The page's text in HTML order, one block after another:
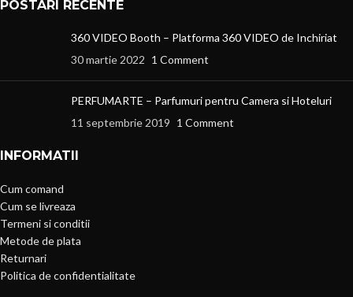
POSTARI RECENTE
360 VIDEO Booth – Platforma 360 VIDEO de Inchiriat
30 martie 2022 1 Comment
PERFUMARTE – Parfumuri pentru Camera si Hoteluri
11 septembrie 2019 1 Comment
INFORMATII
Cum comand
Cum se livreaza
Termeni si conditii
Metode de plata
Returnari
Politica de confidentialitate